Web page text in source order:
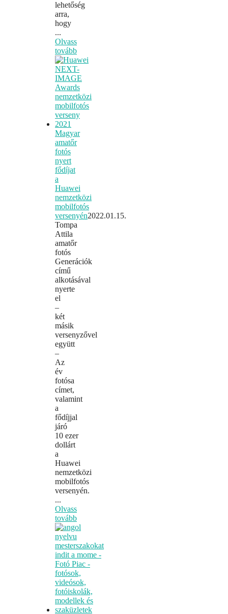
lehetőség
arra,
hogy
...
Olvass
tovább
Magyar
amatőr
fotós
nyert
fődíjat
a
Huawei
nemzetközi
mobilfotós
versenyén2022.01.15.
Tompa
Attila
amatőr
fotós
Generációk
című
alkotásával
nyerte
el
–
két
másik
versenyzővel
együtt
–
Az
év
fotósa
címet,
valamint
a
fődíjjal
járó
10 ezer
dollárt
a
Huawei
nemzetközi
mobilfotós
versenyén.
...
Olvass
tovább